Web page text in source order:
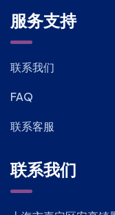
服务支持
联系我们
FAQ
联系客服
联系我们